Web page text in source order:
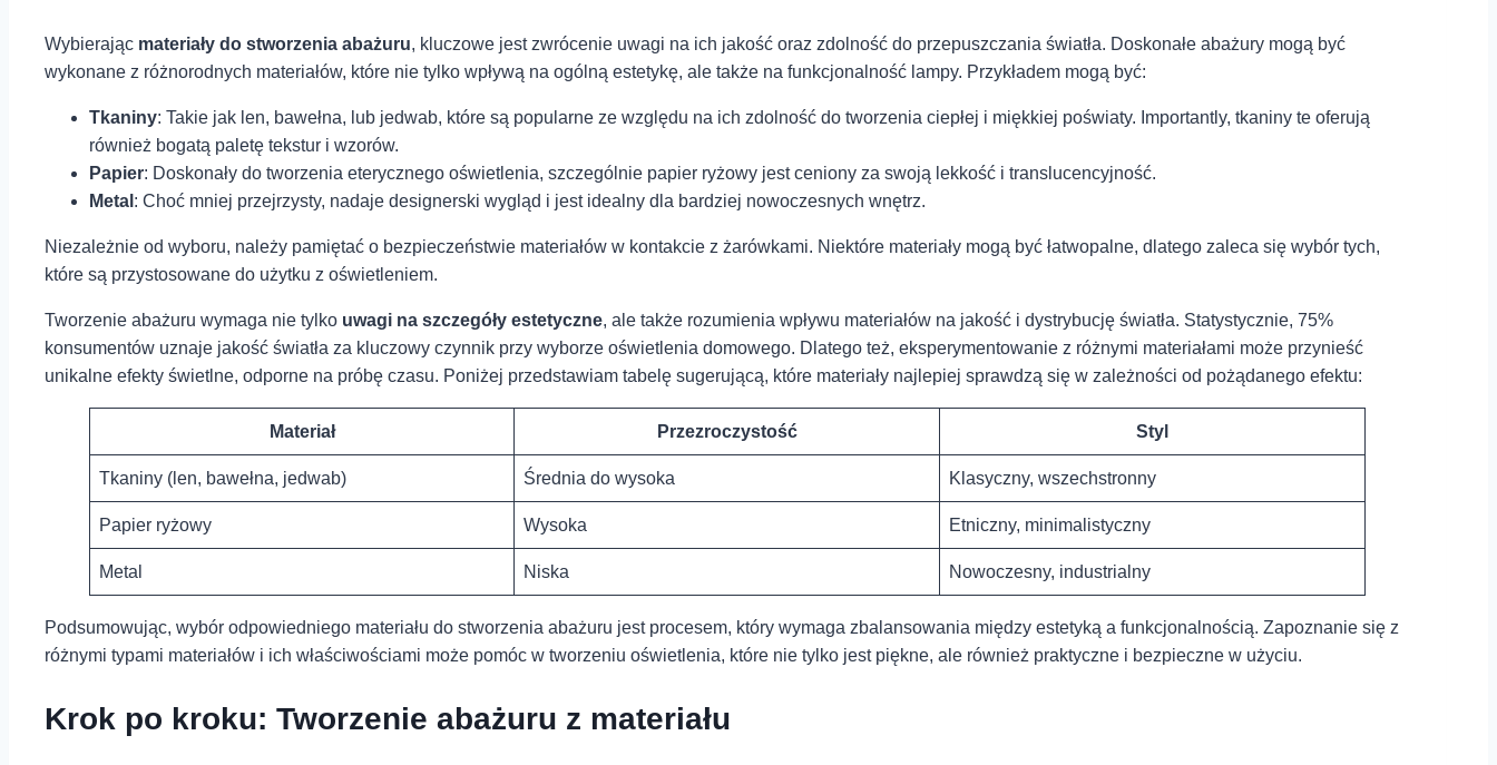
Wybierając materiały⁣ do stworzenia abażuru, kluczowe jest zwrócenie uwagi na⁣ ich jakość oraz zdolność⁤ do przepuszczania ⁢światła. ⁤Doskonałe abażury ⁣mogą być
wykonane z różnorodnych materiałów, które nie tylko wpływą na ogólną estetykę, ale także na funkcjonalność lampy. Przykładem ⁣mogą być:⁢
Tkaniny: Takie jak⁣ len, bawełna, ⁢lub jedwab, które są ⁢popularne ze względu na ich zdolność do tworzenia‍ ciepłej ⁣i miękkiej poświaty. Importantly, tkaniny te oferują
również‍ bogatą ⁢paletę tekstur‍ i wzorów.
Papier:‍ Doskonały⁢ do⁤ tworzenia eterycznego oświetlenia, szczególnie papier ryżowy jest ceniony za swoją ⁢lekkość i translucencyjność.
Metal : Choć mniej przejrzysty, nadaje designerski wygląd i jest idealny dla bardziej nowoczesnych⁢ wnętrz. ⁤
Niezależnie ⁣od ⁢wyboru, należy pamiętać o bezpieczeństwie materiałów w kontakcie ⁢z‍ żarówkami. ⁢Niektóre materiały mogą być⁤ łatwopalne, dlatego zaleca ⁤się wybór tych,
które są przystosowane ⁢do użytku z oświetleniem.
Tworzenie‍ abażuru wymaga nie tylko uwagi na szczegóły ⁢estetyczne,⁤ ale⁣ także⁣ rozumienia wpływu materiałów na jakość ⁢i dystrybucję światła. ⁣Statystycznie, 75%
konsumentów uznaje jakość światła⁣ za ⁣kluczowy czynnik przy wyborze oświetlenia⁣ domowego. Dlatego też, eksperymentowanie ‍z⁤ różnymi materiałami może przynieść‍
unikalne ⁢efekty świetlne, odporne na próbę czasu. Poniżej przedstawiam ⁢tabelę ⁢sugerującą, które materiały najlepiej sprawdzą się w zależności od⁣ pożądanego efektu:
Materiał Przezroczystość Styl
Tkaniny⁢ (len, bawełna,‍ jedwab) Średnia do wysoka Klasyczny,⁢ wszechstronny
Papier ryżowy Wysoka Etniczny, minimalistyczny
Metal Niska Nowoczesny, industrialny
Podsumowując, wybór⁢ odpowiedniego materiału do stworzenia ⁣abażuru jest procesem, który wymaga zbalansowania między estetyką a ⁤funkcjonalnością. ⁤Zapoznanie się z⁣
różnymi typami⁤ materiałów i ich właściwościami może pomóc w tworzeniu oświetlenia, które⁤ nie ⁣tylko jest piękne, ale również praktyczne i bezpieczne w użyciu.
Krok po ⁣kroku: Tworzenie abażuru z materiału